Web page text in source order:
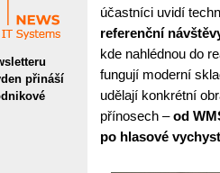
přináší
účastníci uvidí
referenční
kde nahlédnou do
fungují moderní
udělají konkrétní
přínosech –od
po hlasové